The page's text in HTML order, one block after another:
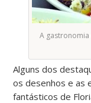
A
Alguns dos
os desenhos e as
fantásticos de